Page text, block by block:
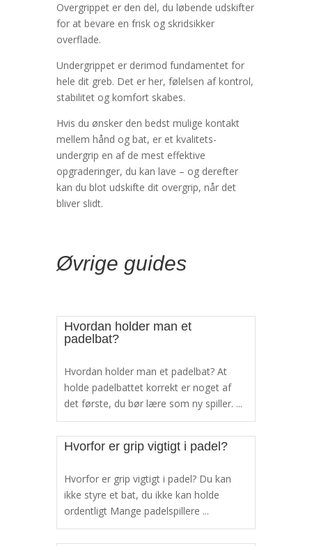
Overgrippet er den del, du løbende udskifter
for at bevare en frisk og skridsikker
overflade.
Undergrippet er derimod fundamentet for
hele dit greb. Det er her, følelsen af kontrol,
stabilitet og komfort skabes.
Hvis du ønsker den bedst mulige kontakt
mellem hånd og bat, er et kvalitets-
undergrip en af de mest effektive
opgraderinger, du kan lave – og derefter
kan du blot udskifte dit overgrip, når det
bliver slidt.
Øvrige guides
Hvordan holder man et
padelbat?
Hvordan holder man et padelbat? At
holde padelbattet korrekt er noget af
det første, du bør lære som ny spiller. ...
Hvorfor er grip vigtigt i padel?
Hvorfor er grip vigtigt i padel? Du kan
ikke styre et bat, du ikke kan holde
ordentligt Mange padelspillere ...